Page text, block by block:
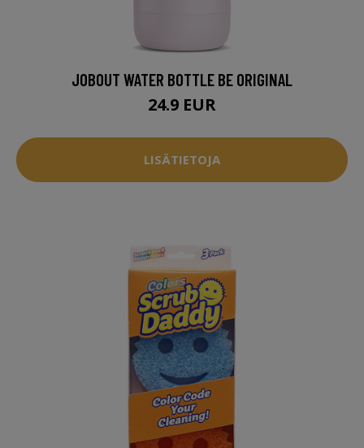
JOBOUT WATER BOTTLE BE ORIGINAL
24.9 EUR
LISÄTIETOJA